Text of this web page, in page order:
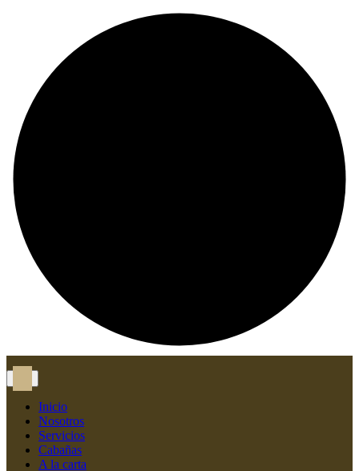
Inicio
Nosotros
Servicios
Cabañas
A la carta